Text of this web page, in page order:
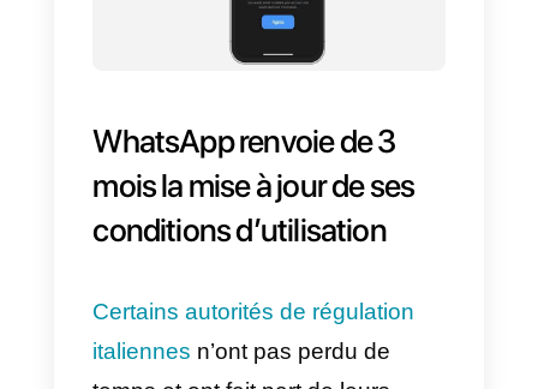
Malheureusement, la plate-forme
Business présente plusieurs
limites, notamment l’impossibilité
d’être utilisée sur plusieurs
adapté aux entreprises qui
génèrent peu de conversations.